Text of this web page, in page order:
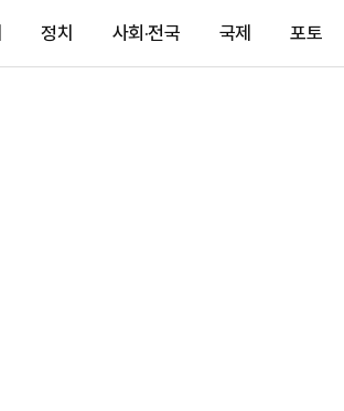
정치 사회·전국 국제 포토